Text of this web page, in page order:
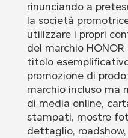
rinunciando a
la società
utilizzare i propri
del marchio
titolo
promozione di
marchio incluso ma
di media online,
stampati, mostre
dettaglio,